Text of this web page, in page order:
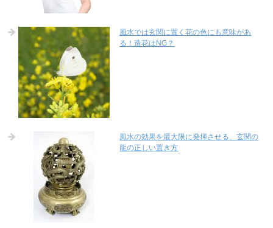
風水では玄関に置く花の色にも意味があ
る！造花はNG？
風水の効果を最大限に発揮させる、玄関の
龍の正しい置き方